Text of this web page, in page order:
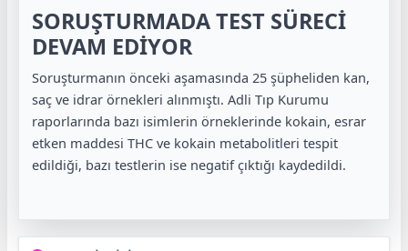
SORUŞTURMADA TEST SÜRECİ
DEVAM EDİYOR
Soruşturmanın önceki aşamasında 25 şüpheliden kan,
saç ve idrar örnekleri alınmıştı. Adli Tıp Kurumu
raporlarında bazı isimlerin örneklerinde kokain, esrar
etken maddesi THC ve kokain metabolitleri tespit
edildiği, bazı testlerin ise negatif çıktığı kaydedildi.